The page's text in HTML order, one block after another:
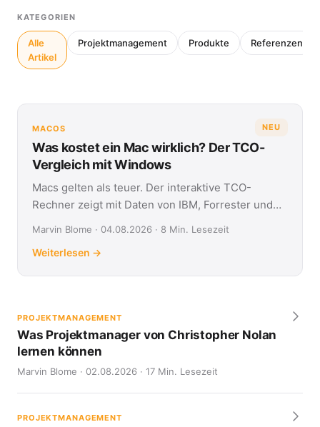
KATEGORIEN
Alle
Artikel
Projektmanagement Produkte Referenzen
NEU
MACOS
Was kostet ein Mac wirklich? Der TCO-
Vergleich mit Windows
Macs gelten als teuer. Der interaktive TCO-
Rechner zeigt mit Daten von IBM, Forrester und
Marvin Blome · 04.08.2026 · 8 Min. Lesezeit
Weiterlesen →
PROJEKTMANAGEMENT
Was Projektmanager von Christopher Nolan
lernen können
Marvin Blome · 02.08.2026 · 17 Min. Lesezeit
PROJEKTMANAGEMENT